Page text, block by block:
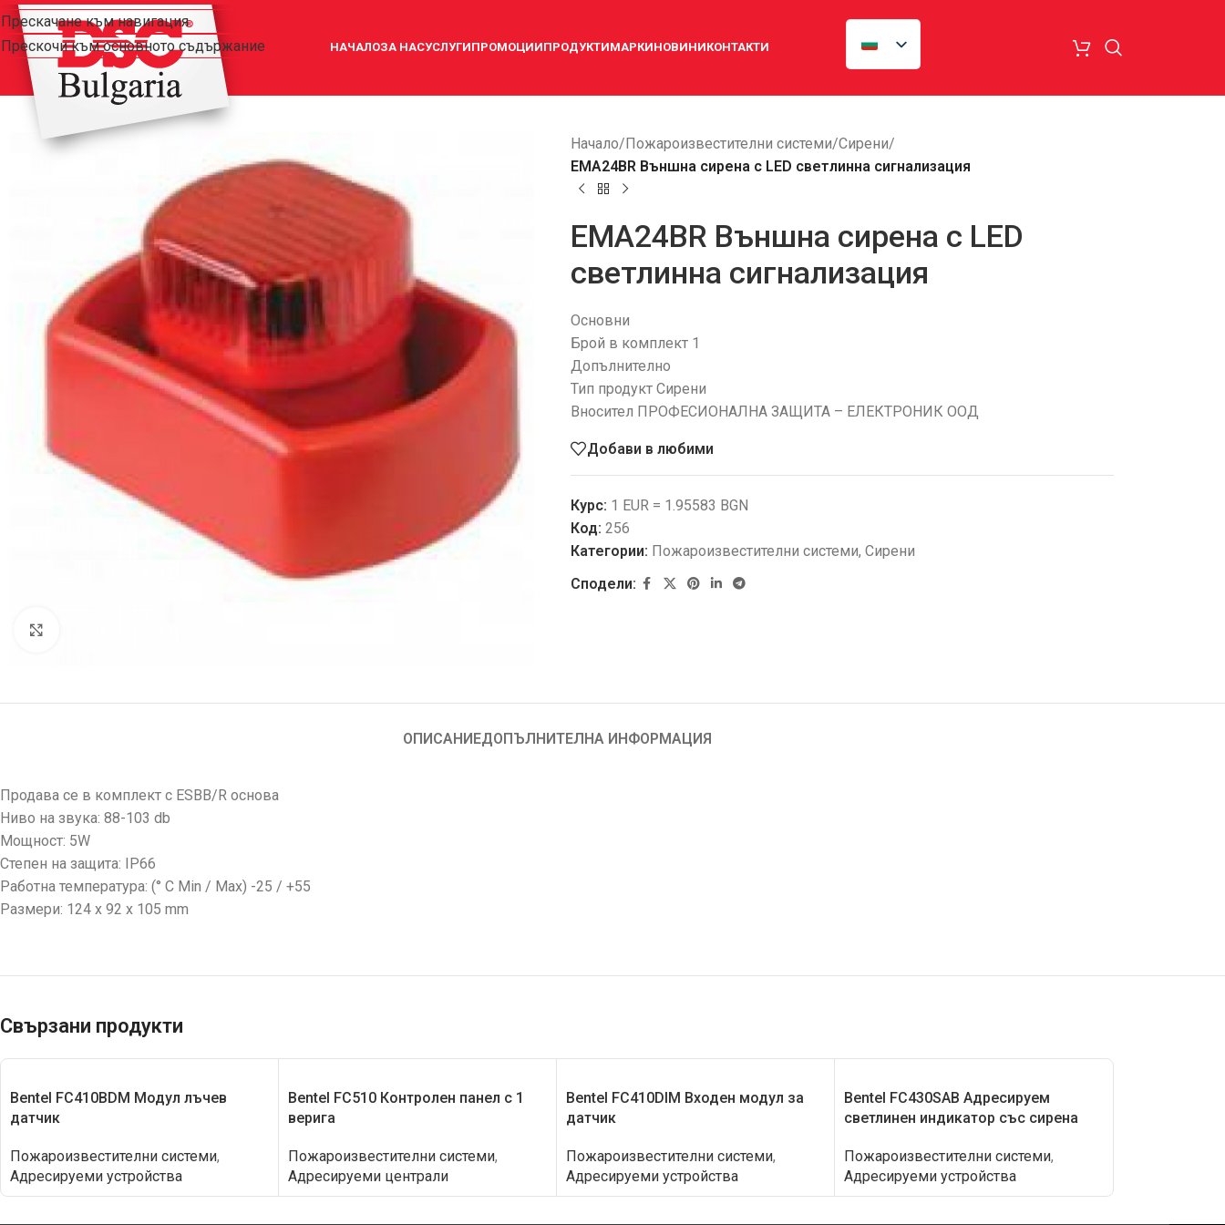
Прескачане към навигация
Прескочи към основното съдържание
НАЧАЛОЗА НАСУСЛУГИПРОМОЦИИПРОДУКТИМАРКИНОВИНИКОНТАКТИ
Начало/Пожароизвестителни системи/Сирени/
EMA24BR Външна сирена с LED светлинна сигнализация
EMA24BR Външна сирена с LED
светлинна сигнализация
Основни
Брой в комплект 1
Допълнително
Тип продукт Сирени
Вносител ПРОФЕСИОНАЛНА ЗАЩИТА – ЕЛЕКТРОНИК ООД
Добави в любими
Курс: 1 EUR = 1.95583 BGN
Код: 256
Категории: Пожароизвестителни системи, Сирени
Сподели:
ОПИСАНИЕДОПЪЛНИТЕЛНА ИНФОРМАЦИЯ
Продава се в комплект с ESBB/R основа
Ниво на звука: 88-103 db
Мощност: 5W
Степен на защита: IP66
Работна температура: (° C Min / Max) -25 / +55
Размери: 124 х 92 х 105 mm
Свързани продукти
Bentel FC410BDM Модул лъчев
датчик
Пожароизвестителни системи,
Адресируеми устройства
Bentel FC510 Контролен панел с 1
верига
Пожароизвестителни системи,
Адресируеми централи
Bentel FC410DIM Входен модул за
датчик
Пожароизвестителни системи,
Адресируеми устройства
Bentel FC430SAB Адресируем
светлинен индикатор със сирена
Пожароизвестителни системи,
Адресируеми устройства